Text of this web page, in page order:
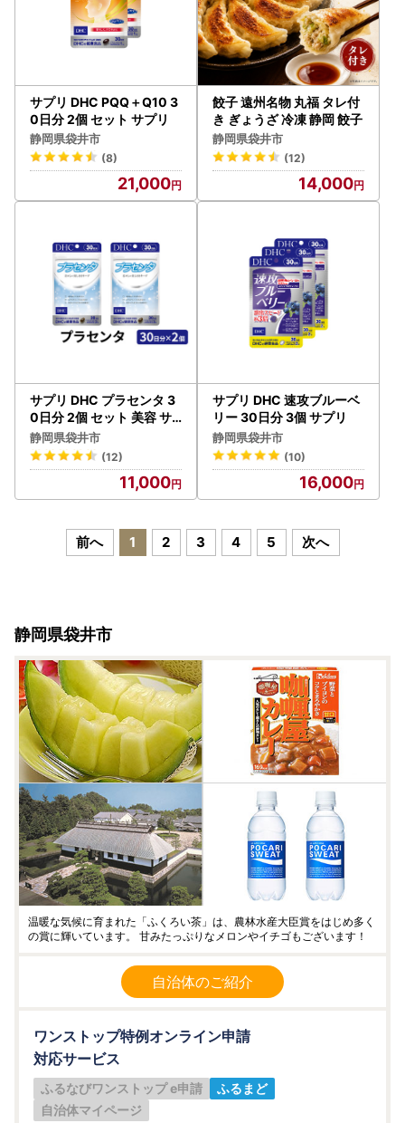
サプリ DHC PQQ＋Q10 3
0日分 2個 セット サプリ
静岡県袋井市
(8)
21,000
餃子 遠州名物 丸福 タレ付
き ぎょうざ 冷凍 静岡 餃子
静岡県袋井市
(12)
14,000
サプリ DHC プラセンタ 3
0日分 2個 セット 美容 サ
プリ
静岡県袋井市
(12)
11,000
サプリ DHC 速攻ブルーベ
リー 30日分 3個 サプリ
静岡県袋井市
(10)
16,000
前へ 1 2 3 4 5 次へ
静岡県袋井市
温暖な気候に育まれた「ふくろい茶」は、農林水産大臣賞をはじめ多く
の賞に輝いています。 甘みたっぷりなメロンやイチゴもございます！
自治体のご紹介
ワンストップ特例オンライン申請
対応サービス
ふるなびワンストップ e申請
ふるまど
自治体マイページ